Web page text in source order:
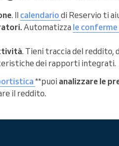
. Il calendario di Reservio ti
Automatizza le
. Tieni traccia del reddito,
dei rapporti integrati.
**puoi analizzare le
il reddito.